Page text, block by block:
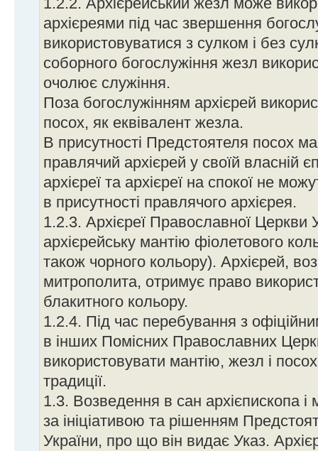
1.2.2. Архієрейський жезл може
архієреями під час звершення
використовуватися з сулком і без
соборного богослужіння жезл
очолює служіння.
Поза богослужінням архієрей
посох, як еквівалент жезла.
В присутності Предстоятеля посох
правлячий архієрей у своїй власній
архієреї та архієреї на спокої не
в присутності правлячого архієрея.
1.2.3. Архієреї Православної Церкви
архієрейську мантію фіолетового
також чорного кольору). Архієрей,
митрополита, отримує право
блакитного кольору.
1.2.4. Під час перебування з
в інших Помісних Православних
використовувати мантію, жезл і посох
традиції.
1.3. Возведення в сан архієпископа і
за ініціативою та рішенням
України, про що він видає Указ.